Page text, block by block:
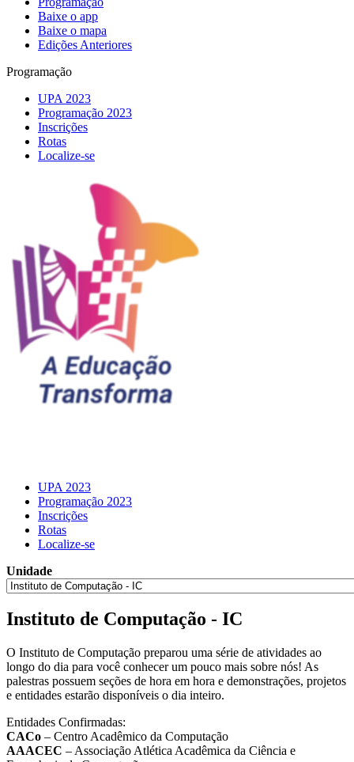
Baixe o app
Baixe o mapa
Edições Anteriores
Programação
UPA 2023
Programação 2023
Inscrições
Rotas
Localize-se
UPA 2023
Programação 2023
Inscrições
Rotas
Localize-se
Unidade
Instituto de Computação - IC
O Instituto de Computação preparou uma série de atividades ao
longo do dia para você conhecer um pouco mais sobre nós! As
palestras possuem seções de hora em hora e demonstrações, projetos
e entidades estarão disponíveis o dia inteiro.
Entidades Confirmadas:
CACo – Centro Acadêmico da Computação
AAACEC – Associação Atlética Acadêmica da Ciência e